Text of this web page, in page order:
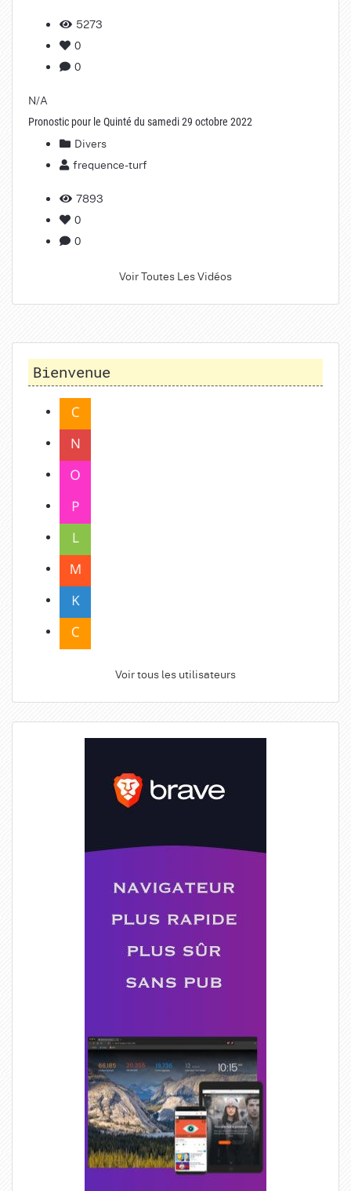
5273
0
0
N/A
Pronostic pour le Quinté du samedi 29 octobre 2022
Divers
frequence-turf
7893
0
0
Voir Toutes Les Vidéos
Bienvenue
Voir tous les utilisateurs